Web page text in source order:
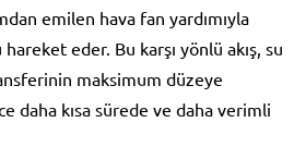
emilen hava fan yardımıyla
hareket eder. Bu karşı yönlü akış, su
maksimum düzeye
daha kısa sürede ve daha verimli